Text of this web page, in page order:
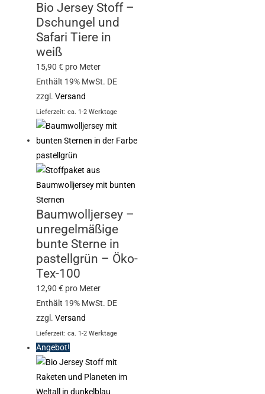
Bio Jersey Stoff –
Dschungel und
Safari Tiere in
weiß
15,90€ pro Meter
Enthält 19% MwSt. DE
zzgl.Versand
Lieferzeit: ca. 1-2 Werktage
Baumwolljersey –
unregelmäßige
bunte Sterne in
pastellgrün – Öko-
Tex-100
12,90€ pro Meter
Enthält 19% MwSt. DE
zzgl.Versand
Lieferzeit: ca. 1-2 Werktage
Angebot!